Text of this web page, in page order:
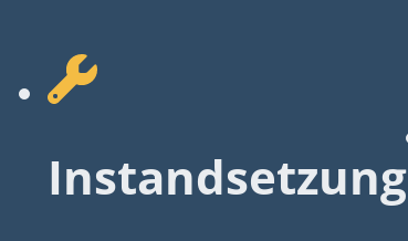
Instandsetzung